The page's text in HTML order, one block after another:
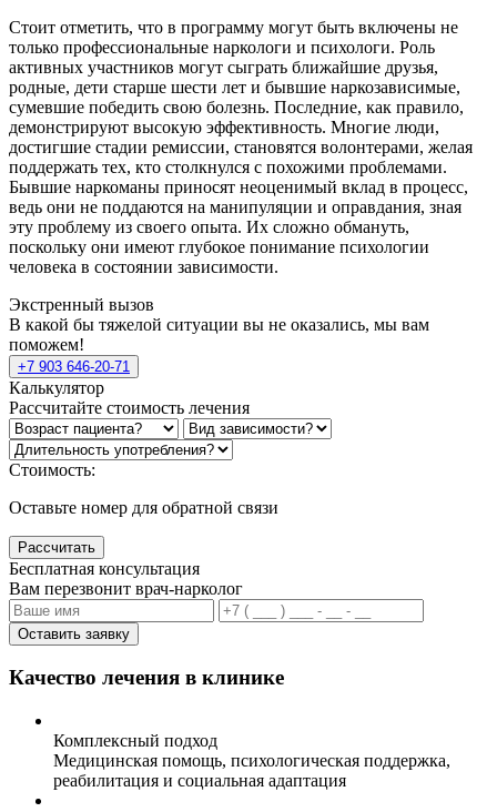
Стоит отметить, что в программу могут быть включены не
только профессиональные наркологи и психологи. Роль
активных участников могут сыграть ближайшие друзья,
родные, дети старше шести лет и бывшие наркозависимые,
сумевшие победить свою болезнь. Последние, как правило,
демонстрируют высокую эффективность. Многие люди,
достигшие стадии ремиссии, становятся волонтерами, желая
поддержать тех, кто столкнулся с похожими проблемами.
Бывшие наркоманы приносят неоценимый вклад в процесс,
ведь они не поддаются на манипуляции и оправдания, зная
эту проблему из своего опыта. Их сложно обмануть,
поскольку они имеют глубокое понимание психологии
человека в состоянии зависимости.
Экстренный вызов
В какой бы тяжелой ситуации вы не оказались, мы вам
поможем!
+7 903 646-20-71
Калькулятор
Рассчитайте стоимость лечения
Стоимость:
Оставьте номер для обратной связи
Рассчитать
Бесплатная консультация
Вам перезвонит врач-нарколог
Оставить заявку
Качество лечения в клинике
Комплексный подход
Медицинская помощь, психологическая поддержка,
реабилитация и социальная адаптация